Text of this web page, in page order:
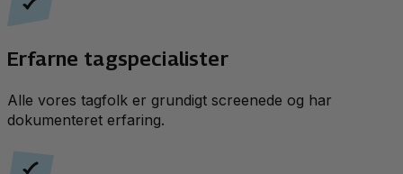
Erfarne tagspecialister
Alle vores tagfolk er grundigt screenede og har
dokumenteret erfaring.